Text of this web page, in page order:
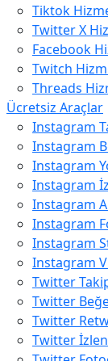
Tiktok
Twitter X
Facebook
Twitch
Threads
Ücretsiz Araçlar
Instagram
Instagram
Instagram
Instagram
Instagram
Instagram
Instagram
Instagram
Twitter
Twitter
Twitter
Twitter